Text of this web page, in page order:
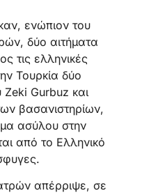
ενώπιον του
δύο αιτήματα
τις ελληνικές
Τουρκία δύο
Gurbuz και
βασανιστηρίων,
ασύλου στην
από το Ελληνικό
απέρριψε, σε